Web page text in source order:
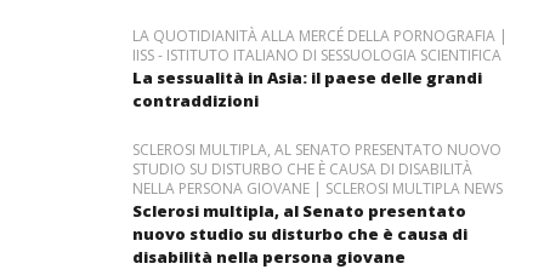
LA QUOTIDIANITÀ ALLA MERCÉ DELLA PORNOGRAFIA |
IISS - ISTITUTO ITALIANO DI SESSUOLOGIA SCIENTIFICA
La sessualità in Asia: il paese delle grandi
contraddizioni
SCLEROSI MULTIPLA, AL SENATO PRESENTATO NUOVO
STUDIO SU DISTURBO CHE È CAUSA DI DISABILITÀ
NELLA PERSONA GIOVANE | SCLEROSI MULTIPLA NEWS
Sclerosi multipla, al Senato presentato
nuovo studio su disturbo che è causa di
disabilità nella persona giovane